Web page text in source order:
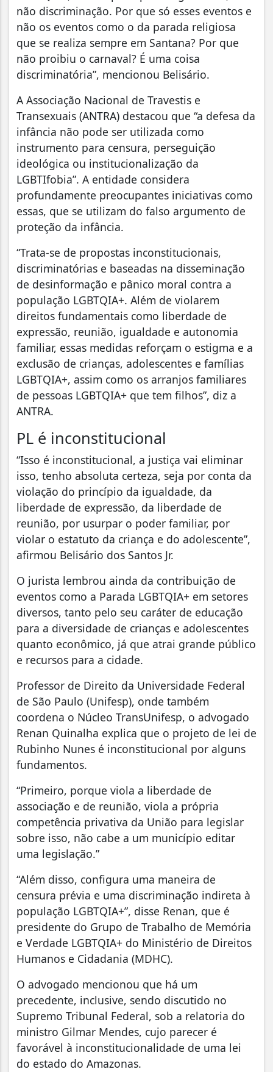
não discriminação. Por que só esses eventos e
não os eventos como o da parada religiosa
que se realiza sempre em Santana? Por que
não proibiu o carnaval? É uma coisa
discriminatória”, mencionou Belisário.
A Associação Nacional de Travestis e
Transexuais (ANTRA) destacou que “a defesa da
infância não pode ser utilizada como
instrumento para censura, perseguição
ideológica ou institucionalização da
LGBTIfobia”. A entidade considera
profundamente preocupantes iniciativas como
essas, que se utilizam do falso argumento de
proteção da infância.
“Trata-se de propostas inconstitucionais,
discriminatórias e baseadas na disseminação
de desinformação e pânico moral contra a
população LGBTQIA+. Além de violarem
direitos fundamentais como liberdade de
expressão, reunião, igualdade e autonomia
familiar, essas medidas reforçam o estigma e a
exclusão de crianças, adolescentes e famílias
LGBTQIA+, assim como os arranjos familiares
de pessoas LGBTQIA+ que tem filhos”, diz a
ANTRA.
PL é inconstitucional
“Isso é inconstitucional, a justiça vai eliminar
isso, tenho absoluta certeza, seja por conta da
violação do princípio da igualdade, da
liberdade de expressão, da liberdade de
reunião, por usurpar o poder familiar, por
violar o estatuto da criança e do adolescente”,
afirmou Belisário dos Santos Jr.
O jurista lembrou ainda da contribuição de
eventos como a Parada LGBTQIA+ em setores
diversos, tanto pelo seu caráter de educação
para a diversidade de crianças e adolescentes
quanto econômico, já que atrai grande público
e recursos para a cidade.
Professor de Direito da Universidade Federal
de São Paulo (Unifesp), onde também
coordena o Núcleo TransUnifesp, o advogado
Renan Quinalha explica que o projeto de lei de
Rubinho Nunes é inconstitucional por alguns
fundamentos.
“Primeiro, porque viola a liberdade de
associação e de reunião, viola a própria
competência privativa da União para legislar
sobre isso, não cabe a um município editar
uma legislação.”
“Além disso, configura uma maneira de
censura prévia e uma discriminação indireta à
população LGBTQIA+”, disse Renan, que é
presidente do Grupo de Trabalho de Memória
e Verdade LGBTQIA+ do Ministério de Direitos
Humanos e Cidadania (MDHC).
O advogado mencionou que há um
precedente, inclusive, sendo discutido no
Supremo Tribunal Federal, sob a relatoria do
ministro Gilmar Mendes, cujo parecer é
favorável à inconstitucionalidade de uma lei
do estado do Amazonas.